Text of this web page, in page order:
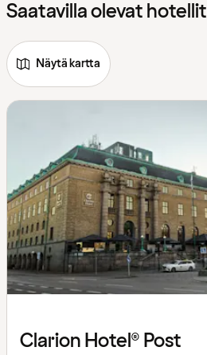
Saatavilla olevat hotellit
Näytä kartta
Clarion Hotel® Post